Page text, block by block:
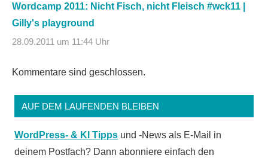
Wordcamp 2011: Nicht Fisch, nicht Fleisch #wck11 |
Gilly's playground
28.09.2011 um 11:44 Uhr
Kommentare sind geschlossen.
AUF DEM LAUFENDEN BLEIBEN
WordPress- & KI Tipps und -News als E-Mail in
deinem Postfach? Dann abonniere einfach den